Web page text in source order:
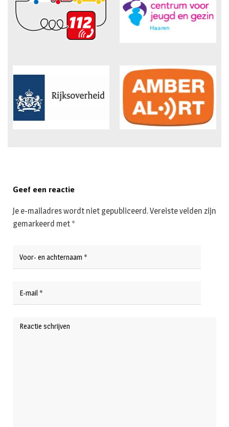
Geef een reactie
Je e-mailadres wordt niet gepubliceerd.Vereiste velden zijn
gemarkeerd met *